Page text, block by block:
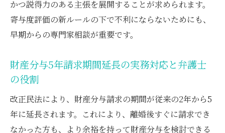
かつ説得力のある主張を展開することが求められます。
寄与度評価の新ルールの下で不利にならないためにも、
早期からの専門家相談が重要です。
財産分与5年請求期間延長の実務対応と弁護士
の役割
改正民法により、財産分与請求の期間が従来の2年から5
年に延長されます。これにより、離婚後すぐに請求でき
なかった方も、より余裕を持って財産分与を検討できる